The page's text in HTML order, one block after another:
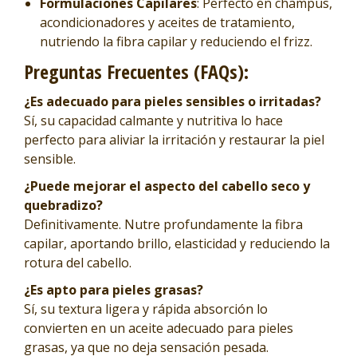
acondicionadores y aceites de tratamiento,
nutriendo la fibra capilar y reduciendo el frizz.
Preguntas Frecuentes (FAQs):
¿Es adecuado para pieles sensibles o irritadas?
Sí, su capacidad calmante y nutritiva lo hace
perfecto para aliviar la irritación y restaurar la piel
sensible.
¿Puede mejorar el aspecto del cabello seco y
quebradizo?
Definitivamente. Nutre profundamente la fibra
capilar, aportando brillo, elasticidad y reduciendo la
rotura del cabello.
¿Es apto para pieles grasas?
Sí, su textura ligera y rápida absorción lo
convierten en un aceite adecuado para pieles
grasas, ya que no deja sensación pesada.